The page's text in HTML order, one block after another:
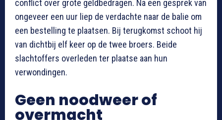
conflict over grote geldbedragen. Na een gesprek van
ongeveer een uur liep de verdachte naar de balie om
een bestelling te plaatsen. Bij terugkomst schoot hij
van dichtbij elf keer op de twee broers. Beide
slachtoffers overleden ter plaatse aan hun
verwondingen.
Geen noodweer of
overmacht